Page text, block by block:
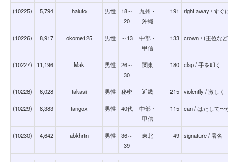
(10225) 5,794 haluto 男性
18～
20
九州・
沖縄
191 right away / すぐ
(10226) 8,917 okome125 男性 ～13
中部・
甲信
133 crown / (王位な
(10227) 11,196 Mak 男性
26～
30
関東 180 clap / 手を叩く
(10228) 6,028 takasi 男性 秘密 近畿 215 violently / 激しく
(10229) 8,383 tangox 男性 40代
中部・
甲信
115 can / はたして〜
(10230) 4,642 abkhrtn 男性
36～
39
東北 49 signature / 署名